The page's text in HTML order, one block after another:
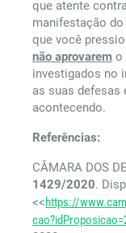
que atente
manifestação
que você
não aprovarem o
investigados no
as suas defesas
acontecendo.
Referências:
CÂMARA DOS
1429/2020.
<<https://